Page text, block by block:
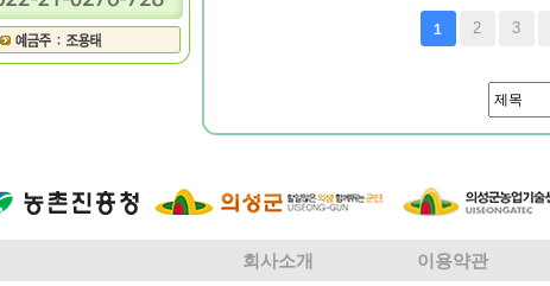
1 2 3
회사소개 이용약관